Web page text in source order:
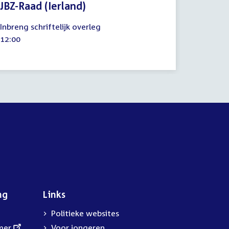
JBZ-Raad (Ierland)
juli
2026
Inbreng schriftelijk overleg
Tijd
12:00
Links
Politieke websites